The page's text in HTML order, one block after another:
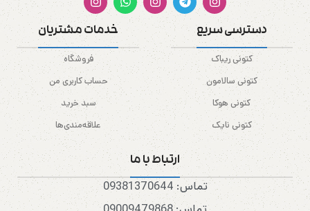
دسترسی سریع
کتونی ریباک
کتونی سالامون
کتونی هوکا
کتونی نایک
خدمات مشتریان
فروشگاه
حساب کاربری من
سبد خرید
علاقه‌مندی‌ها
ارتباط با ما
تماس: 09381370644